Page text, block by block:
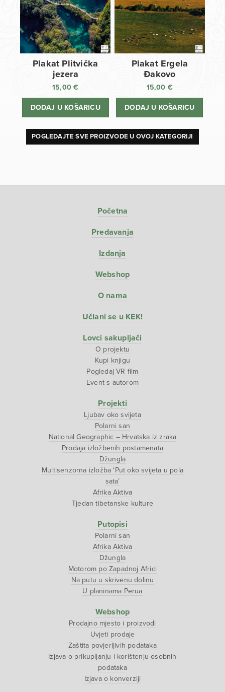
Plakat Plitvička
jezera
15,00€
DODAJ U KOŠARICU
Plakat Ergela
Đakovo
15,00 €
DODAJ U KOŠARICU
POGLEDAJTE SVE PROIZVODE U OVOJ KATEGORIJI
Početna
Predavanja
Izdanja
Webshop
O nama
Učlani se u KEK!
Lovci sakupljači
O projektu
Kupi knjigu
Pogledaj VR film
Event s autorom
Projekti
Ljubav oko svijeta
Polarni san
National Geographic – Hrvatska iz zraka
Prodaja izložbenih postamenata
Džungla
Multisenzorna izložba ‘Put oko svijeta u pola
sata’
Afrika Aktiva
Tjedan tibetanske kulture
Putopisi
Polarni san
Afrika Aktiva
Džungla
Motorom po Zapadnoj Africi
Na putu u skrivenu dolinu
U planinama Perua
Webshop
Prodajno mjesto i proizvodi
Uvjeti prodaje
Zaštita povjerljivih podataka
Izjava o prikupljanju i korištenju osobnih
podataka
Izjava o konverziji